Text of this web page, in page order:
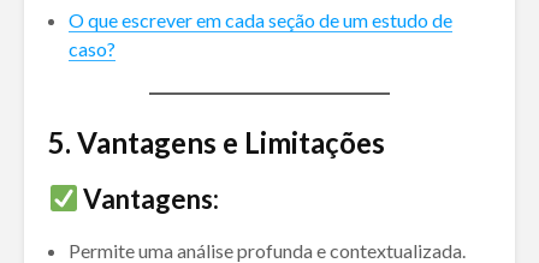
O que escrever em cada seção de um estudo de
caso?
5. Vantagens e Limitações
Vantagens:
Permite uma análise profunda e contextualizada.